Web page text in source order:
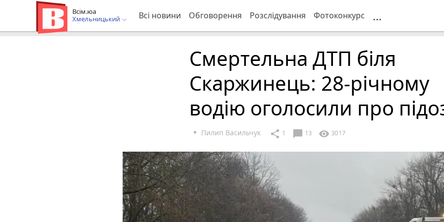
Всім.юа
Хмельницький
Всі новини Обговорення Розслідування Фотоконкурс ...
Смертельна ДТП біля
Скаржинець: 28-річному
водію оголосили про
Пилип Васильчук share 1 chat_bubble 13 visibility 3017